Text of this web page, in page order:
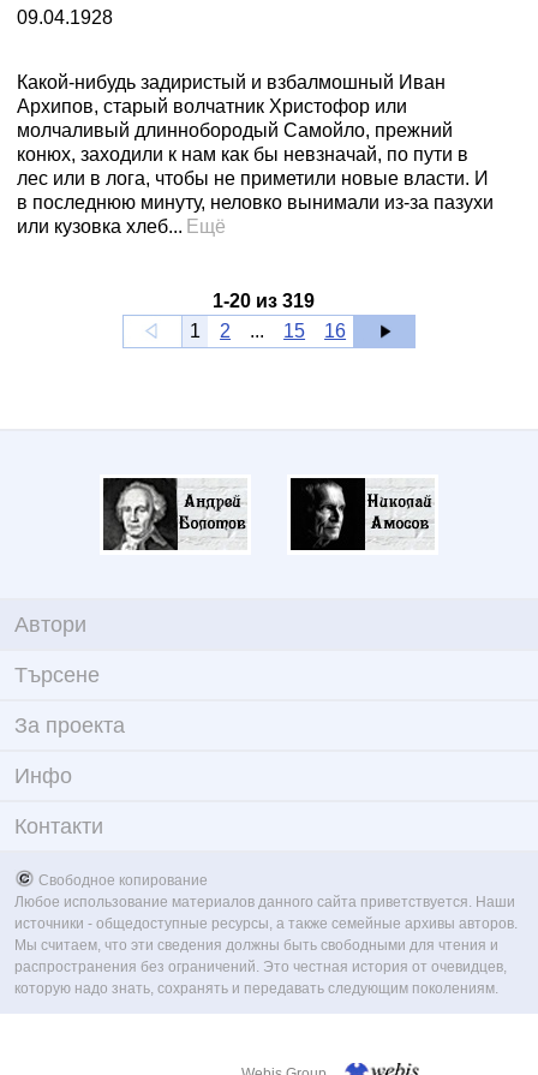
09.04.1928
Какой-нибудь задиристый и взбалмошный Иван
Архипов, старый волчатник Христофор или
молчаливый длиннобородый Самойло, прежний
конюх, заходили к нам как бы невзначай, по пути в
лес или в лога, чтобы не приметили новые власти. И
в последнюю минуту, неловко вынимали из-за пазухи
или кузовка хлеб... Ещё
1-20из 319
1
2 ... 15 16
Автори
Търсене
За проекта
Инфо
Контакти
Свободное копирование
Любое использование материалов данного сайта приветствуется. Наши
источники - общедоступные ресурсы, а также семейные архивы авторов.
Мы считаем, что эти сведения должны быть свободными для чтения и
распространения без ограничений. Это честная история от очевидцев,
которую надо знать, сохранять и передавать следующим поколениям.